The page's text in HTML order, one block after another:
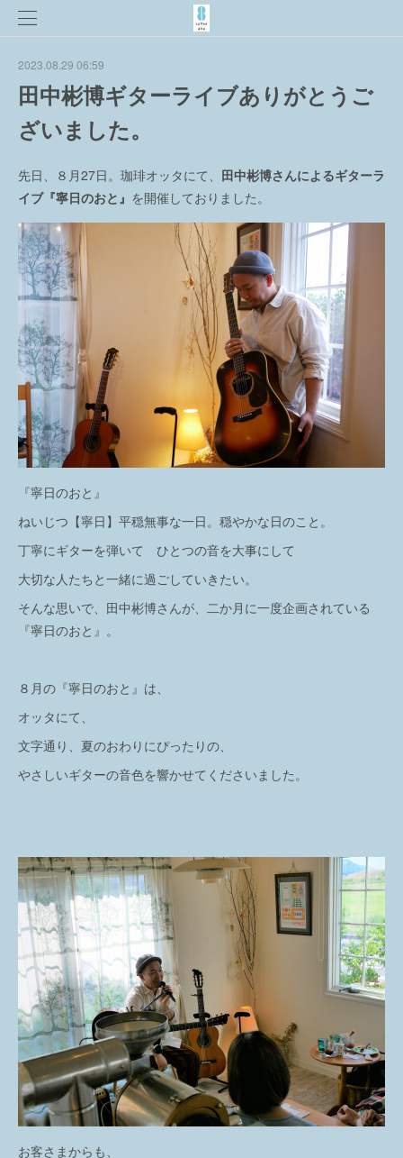
2023.08.29 06:59
田中彬博ギターライブありがとうご
ざいました。
先日、８月27日。珈琲オッタにて、 田中彬博さんによるギターラ
イブ『寧日のおと』 を開催しておりました。
『寧日のおと』
ねいじつ【寧日】平穏無事な一日。穏やかな日のこと。
丁寧にギターを弾いて ひとつの音を大事にして
大切な人たちと一緒に過ごしていきたい。
そんな思いで、田中彬博さんが、二か月に一度企画されている
『寧日のおと』。
８月の『寧日のおと』は、
オッタにて、
文字通り、夏のおわりにぴったりの、
やさしいギターの音色を響かせてくださいました。
お客さまからも、